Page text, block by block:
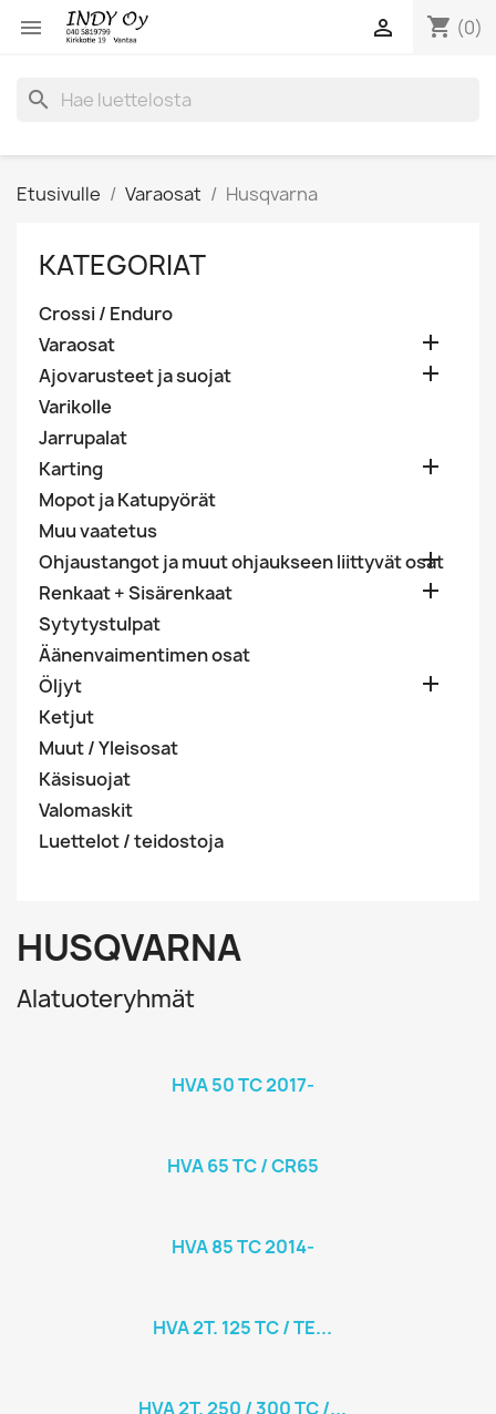
 shopping_cart (0)

search
Etusivulle Varaosat Husqvarna
KATEGORIAT
Crossi / Enduro
Varaosat

Ajovarusteet ja suojat 
Varikolle
Jarrupalat
Karting

Mopot ja Katupyörät
Muu vaatetus
Ohjaustangot ja muut ohjaukseen liittyvät osat

Renkaat + Sisärenkaat 
Sytytystulpat
Äänenvaimentimen osat
Öljyt

Ketjut
Muut / Yleisosat
Käsisuojat
Valomaskit
Luettelot / teidostoja
HUSQVARNA
Alatuoteryhmät
HVA 50 TC 2017-
HVA 65 TC / CR65
HVA 85 TC 2014-
HVA 2T. 125 TC / TE...
HVA 2T. 250 / 300 TC /...